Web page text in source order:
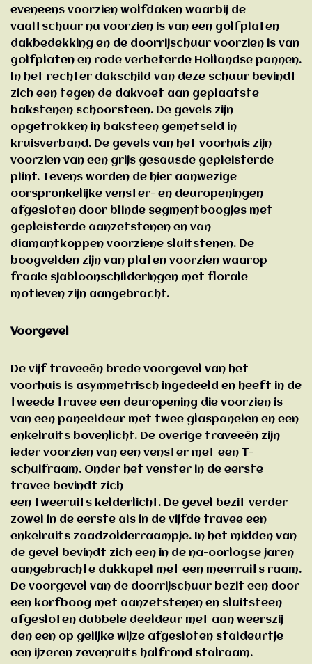
eveneens voorzien wolfdaken waarbij de
vaaltschuur nu voorzien is van een golfplaten
dakbedekking en de doorrijschuur voorzien is van
golfplaten en rode verbeterde Hollandse pannen.
In het rechter dakschild van deze schuur bevindt
zich een tegen de dakvoet aan geplaatste
bakstenen schoorsteen. De gevels zijn
opgetrokken in baksteen gemetseld in
kruisverband. De gevels van het voorhuis zijn
voorzien van een grijs gesausde gepleisterde
plint. Tevens worden de hier aanwezige
oorspronkelijke venster- en deuropeningen
afgesloten door blinde segmentboogjes met
gepleisterde aanzetstenen en van
diamantkoppen voorziene sluitstenen. De
boogvelden zijn van platen voorzien waarop
fraaie sjabloonschilderingen met florale
motieven zijn aangebracht.
Voorgevel
De vijf traveeën brede voorgevel van het
voorhuis is asymmetrisch ingedeeld en heeft in de
tweede travee een deuropening die voorzien is
van een paneeldeur met twee glaspanelen en een
enkelruits bovenlicht. De overige traveeën zijn
ieder voorzien van een venster met een T-
schuifraam. Onder het venster in de eerste
travee bevindt zich
een tweeruits kelderlicht. De gevel bezit verder
zowel in de eerste als in de vijfde travee een
enkelruits zaadzolderraampje. In het midden van
de gevel bevindt zich een in de na-oorlogse jaren
aangebrachte dakkapel met een meerruits raam.
De voorgevel van de doorrijschuur bezit een door
een korfboog met aanzetstenen en sluitsteen
afgesloten dubbele deeldeur met aan weerszij
den een op gelijke wijze afgesloten staldeurtje
een ijzeren zevenruits halfrond stalraam.